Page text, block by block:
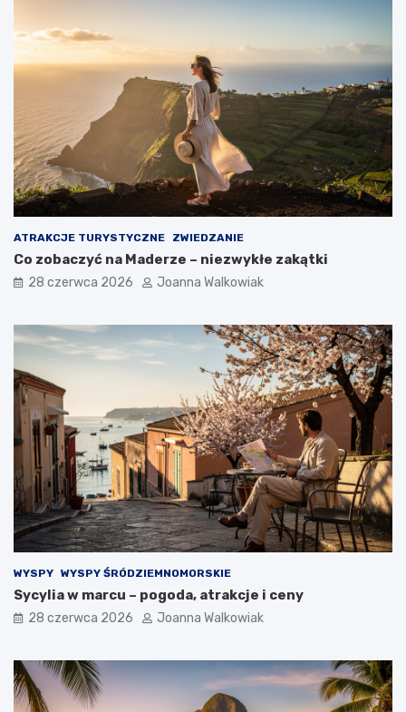
ATRAKCJE TURYSTYCZNE ZWIEDZANIE
Co zobaczyć na Maderze – niezwykłe zakątki
28 czerwca 2026 Joanna Walkowiak
WYSPY WYSPY ŚRÓDZIEMNOMORSKIE
Sycylia w marcu – pogoda, atrakcje i ceny
28 czerwca 2026 Joanna Walkowiak